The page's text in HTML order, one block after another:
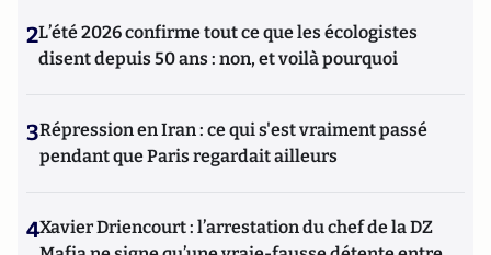
2L’été 2026 confirme tout ce que les écologistes
disent depuis 50 ans : non, et voilà pourquoi
3Répression en Iran : ce qui s'est vraiment passé
pendant que Paris regardait ailleurs
4Xavier Driencourt : l’arrestation du chef de la DZ